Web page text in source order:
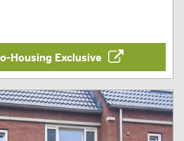
Housing Exclusive